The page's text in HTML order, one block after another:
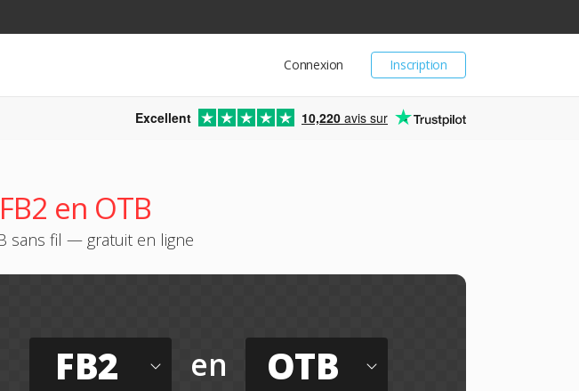
Inscription
Connexion
Excellent 10,220 avis sur
en OTB
sans fil — gratuit en ligne
FB2 en OTB